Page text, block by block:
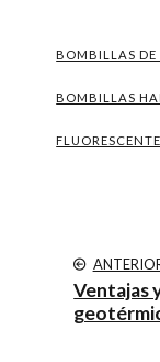
BOMBILLAS
BOMBILLAS
Ventajas